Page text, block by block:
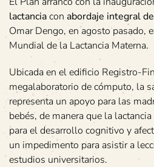
lactanciacon abordaje integral
Omar Dengo, en agosto pasado,
Mundial de la Lactancia Materna.
Ubicada en el edificio Registro-
megalaboratorio de cómputo, la
representa un apoyo para las
bebés, de manera que la
para el desarrollo cognitivo y
un impedimento para asistir a
estudios universitarios.